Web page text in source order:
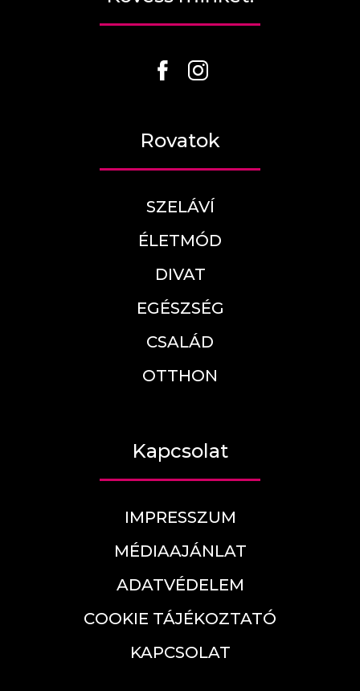
Rovatok
SZELÁVÍ
ÉLETMÓD
DIVAT
EGÉSZSÉG
CSALÁD
OTTHON
Kapcsolat
IMPRESSZUM
MÉDIAAJÁNLAT
ADATVÉDELEM
COOKIE TÁJÉKOZTATÓ
KAPCSOLAT